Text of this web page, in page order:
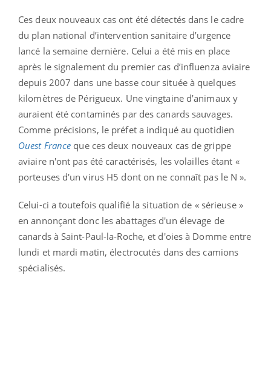
Ces deux nouveaux cas ont été détectés dans le cadre
du plan national d’intervention sanitaire d’urgence
lancé la semaine dernière. Celui a été mis en place
après le signalement du premier cas d’influenza aviaire
depuis 2007 dans une basse cour située à quelques
kilomètres de Périgueux. Une vingtaine d’animaux y
auraient été contaminés par des canards sauvages.
Comme précisions, le préfet a indiqué au quotidien
Ouest France que ces deux nouveaux cas de grippe
aviaire n'ont pas été caractérisés, les volailles étant «
porteuses d'un virus H5 dont on ne connaît pas le N ».
Celui-ci a toutefois qualifié la situation de « sérieuse »
en annonçant donc les abattages d'un élevage de
canards à Saint-Paul-la-Roche, et d'oies à Domme entre
lundi et mardi matin, électrocutés dans des camions
spécialisés.